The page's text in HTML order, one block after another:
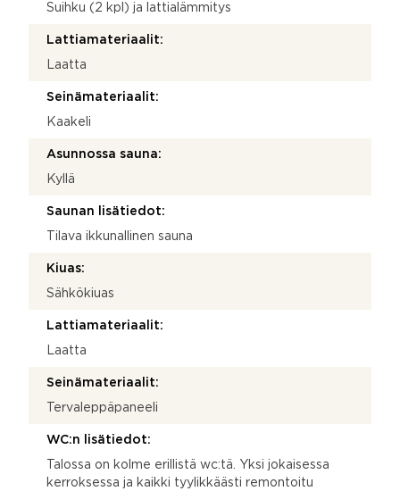
Suihku (2 kpl) ja lattialämmitys
Lattiamateriaalit:
Laatta
Seinämateriaalit:
Kaakeli
Asunnossa sauna:
Kyllä
Saunan lisätiedot:
Tilava ikkunallinen sauna
Kiuas:
Sähkökiuas
Lattiamateriaalit:
Laatta
Seinämateriaalit:
Tervaleppäpaneeli
WC:n lisätiedot:
Talossa on kolme erillistä wc:tä. Yksi jokaisessa
kerroksessa ja kaikki tyylikkäästi remontoitu